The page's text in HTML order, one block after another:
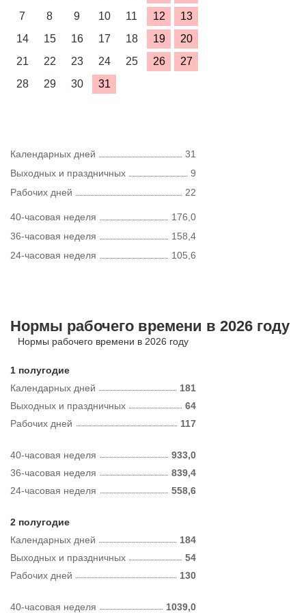
7
8 9 10 11 12
13
14
15 16 17 18 19
20
21
22 23 24 25 26
27
28
29 30 31
Календарных дней
31
Выходных и праздничных
9
Рабочих дней
22
40-часовая неделя
176,0
36-часовая неделя
158,4
24-часовая неделя
105,6
Нормы рабочего времени в 2026 году
Нормы рабочего времени в 2026 году
1 полугодие
Календарных дней
181
Рабочих дней 117
Выходных и праздничных 64
40-часовая неделя
933,0
36-часовая неделя
839,4
24-часовая неделя
558,6
2 полугодие
Календарных дней
184
Рабочих дней 130
Выходных и праздничных 54
40-часовая неделя
1039,0